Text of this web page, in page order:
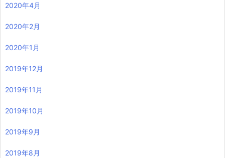
2020年4月
2020年2月
2020年1月
2019年12月
2019年11月
2019年10月
2019年9月
2019年8月